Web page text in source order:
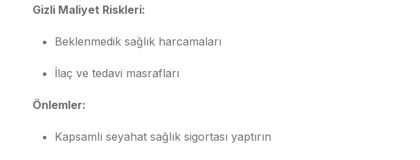
Gizli Maliyet Riskleri:
Beklenmedik sağlık harcamaları
İlaç ve tedavi masrafları
Önlemler:
Kapsamlı seyahat sağlık sigortası yaptırın